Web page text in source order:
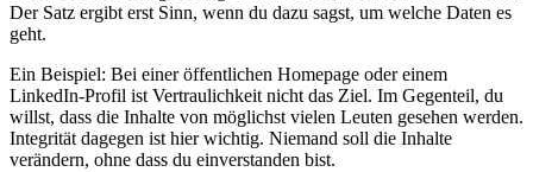
Der Satz ergibt erst Sinn, wenn du dazu sagst, um welche Daten es
geht.
Ein Beispiel: Bei einer öffentlichen Homepage oder einem
LinkedIn-Profil ist Vertraulichkeit nicht das Ziel. Im Gegenteil, du
willst, dass die Inhalte von möglichst vielen Leuten gesehen werden.
Integrität dagegen ist hier wichtig. Niemand soll die Inhalte
verändern, ohne dass du einverstanden bist.